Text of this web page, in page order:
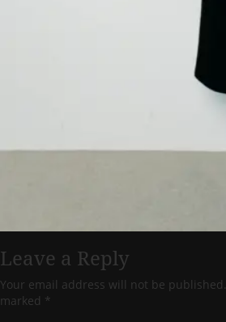
Leave a Reply
Your email address will not be published.
marked *